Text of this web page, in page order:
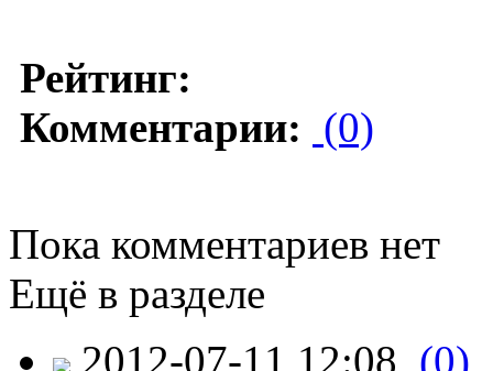
Рейтинг:
Комментарии: (0)
Пока комментариев нет
Ещё в разделе
2012-07-11 12:08 (0)